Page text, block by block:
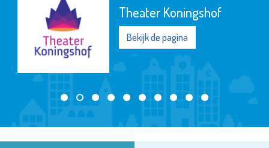
Theater Koningshof
Bekijk de pagina